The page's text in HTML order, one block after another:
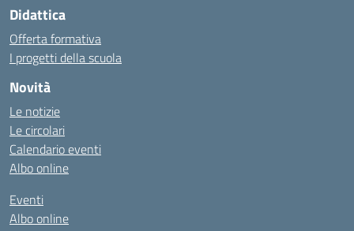
Didattica
Offerta formativa
I progetti della scuola
Novità
Le notizie
Le circolari
Calendario eventi
Albo online
Eventi
Albo online